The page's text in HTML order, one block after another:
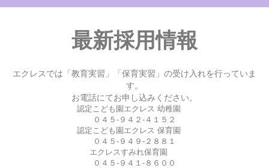
最新採用情報
エクレスでは「教育実習」「保育実習」の受け入れを行っていま
す。
お電話にてお申し込みください。
認定こども園エクレス 幼稚園
０４５-９４２-４１５２
認定こども園エクレス 保育園
０４５-９４９-２８８１
エクレスすみれ保育園
０４５-９４１-８６００